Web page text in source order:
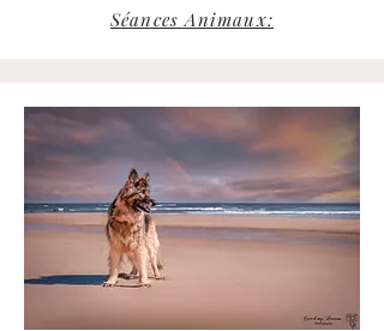
Séances Animaux: